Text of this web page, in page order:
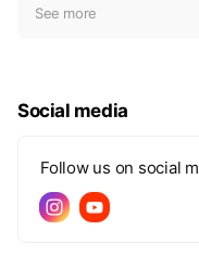
e
See more
Social media
Follow us on social